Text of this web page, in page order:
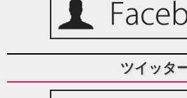
ツイッタ